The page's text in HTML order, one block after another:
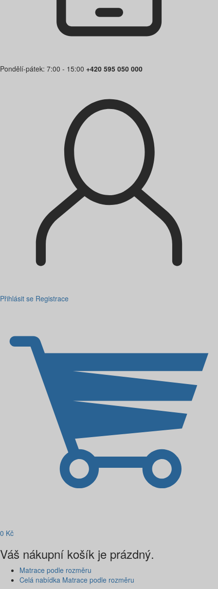
Pondělí-pátek: 7:00 - 15:00 +420 595 050 000
Přihlásit se Registrace
0 Kč
Váš nákupní košík je prázdný.
Matrace podle rozměru
Celá nabídka Matrace podle rozměru